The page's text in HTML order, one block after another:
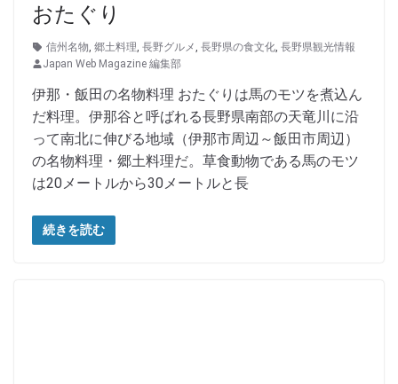
おたぐり
信州名物 郷土料理 長野グルメ 長野県の食文化 長野県観光情報
Japan Web Magazine 編集部
伊那・飯田の名物料理 おたぐりは馬のモツを煮込ん
だ料理。伊那谷と呼ばれる長野県南部の天竜川に沿
って南北に伸びる地域（伊那市周辺～飯田市周辺）
の名物料理・郷土料理だ。草食動物である馬のモツ
は20メートルから30メートルと長
続きを読む